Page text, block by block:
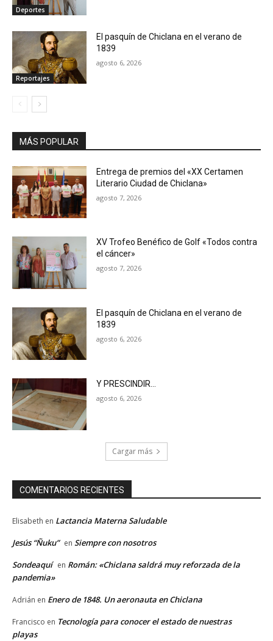
Deportes
Reportajes
El pasquín de Chiclana en el verano de
1839
agosto 6, 2026
MÁS POPULAR
Entrega de premios del «XX Certamen
Literario Ciudad de Chiclana»
agosto 7, 2026
XV Trofeo Benéfico de Golf «Todos contra
el cáncer»
agosto 7, 2026
El pasquín de Chiclana en el verano de
1839
agosto 6, 2026
Y PRESCINDIR…
agosto 6, 2026
Cargar más
COMENTARIOS RECIENTES
Elisabeth en Lactancia Materna Saludable
Jesús “Ñuku” en Siempre con nosotros
Sondeaquí en Román: «Chiclana saldrá muy reforzada de la
pandemia»
Adrián en Enero de 1848. Un aeronauta en Chiclana
Francisco en Tecnología para conocer el estado de nuestras
playas